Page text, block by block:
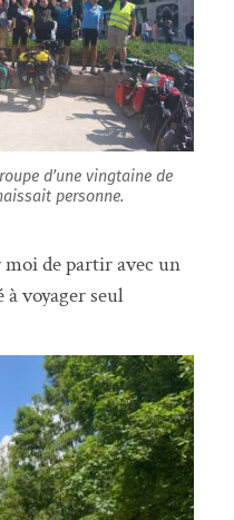
d’une vingtaine de
personne.
de partir avec un
voyager seul